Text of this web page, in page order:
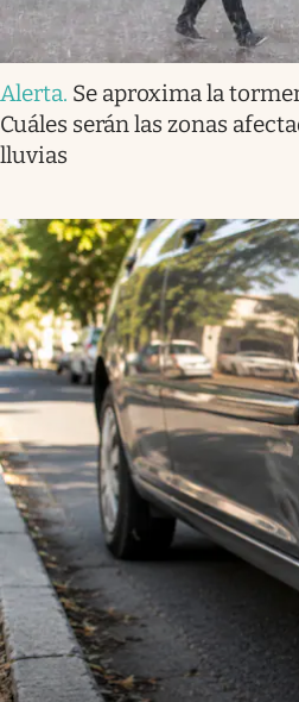
Alerta. Se aproxima la
Cuáles serán las zonas
lluvias